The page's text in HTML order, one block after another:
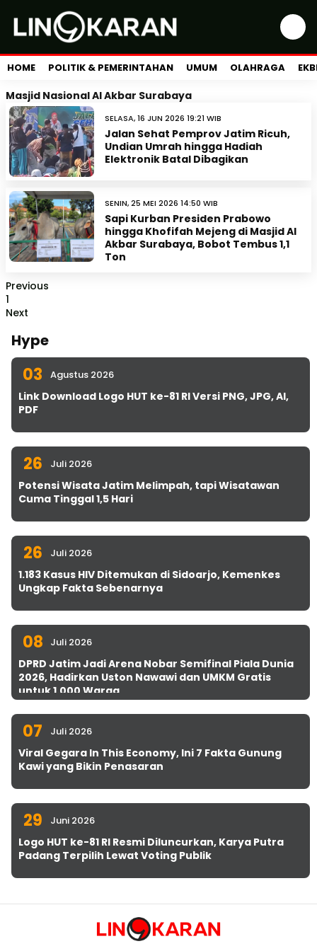
HOME POLITIK & PEMERINTAHAN UMUM OLAHRAGA
Masjid Nasional Al Akbar Surabaya
SELASA, 16 JUN 2026 19:21 WIB
Jalan Sehat Pemprov Jatim Ricuh,
Undian Umrah hingga Hadiah
Elektronik Batal Dibagikan
SENIN, 25 MEI 2026 14:50 WIB
Sapi Kurban Presiden Prabowo
hingga Khofifah Mejeng di Masjid Al
Akbar Surabaya, Bobot Tembus 1,1
Ton
Previous
1
Next
Hype
03 Agustus 2026
Link Download Logo HUT ke-81 RI Versi PNG, JPG, AI,
PDF
26 Juli 2026
Potensi Wisata Jatim Melimpah, tapi Wisatawan
Cuma Tinggal 1,5 Hari
26 Juli 2026
1.183 Kasus HIV Ditemukan di Sidoarjo, Kemenkes
Ungkap Fakta Sebenarnya
08 Juli 2026
DPRD Jatim Jadi Arena Nobar Semifinal Piala Dunia
2026, Hadirkan Uston Nawawi dan UMKM Gratis
untuk 1.000 Warga
07 Juli 2026
Viral Gegara In This Economy, Ini 7 Fakta Gunung
Kawi yang Bikin Penasaran
29 Juni 2026
Logo HUT ke-81 RI Resmi Diluncurkan, Karya Putra
Padang Terpilih Lewat Voting Publik